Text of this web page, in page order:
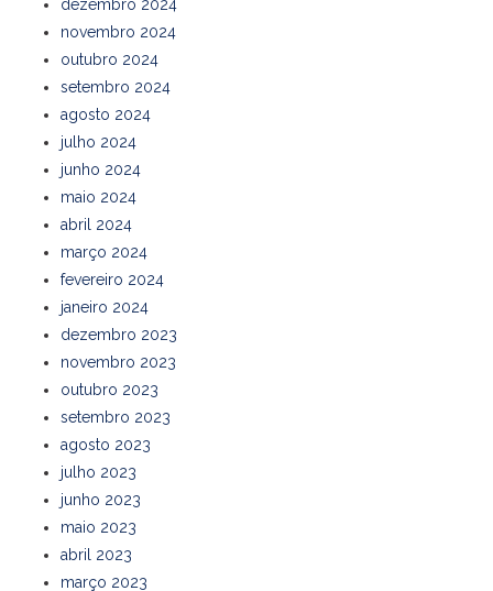
dezembro 2024
novembro 2024
outubro 2024
setembro 2024
agosto 2024
julho 2024
junho 2024
maio 2024
abril 2024
março 2024
fevereiro 2024
janeiro 2024
dezembro 2023
novembro 2023
outubro 2023
setembro 2023
agosto 2023
julho 2023
junho 2023
maio 2023
abril 2023
março 2023